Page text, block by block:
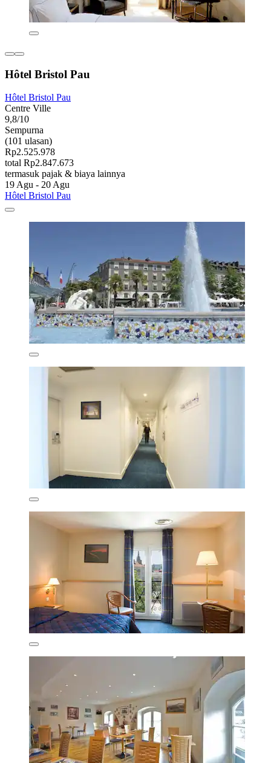
Hôtel Bristol Pau
Hôtel Bristol Pau
Centre Ville
9,8/10
Sempurna
(101 ulasan)
Rp2.525.978
total Rp2.847.673
termasuk pajak & biaya lainnya
19 Agu - 20 Agu
Hôtel Bristol Pau